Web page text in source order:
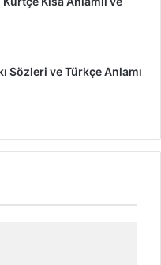
Sözleri ve Türkçe Anlamı